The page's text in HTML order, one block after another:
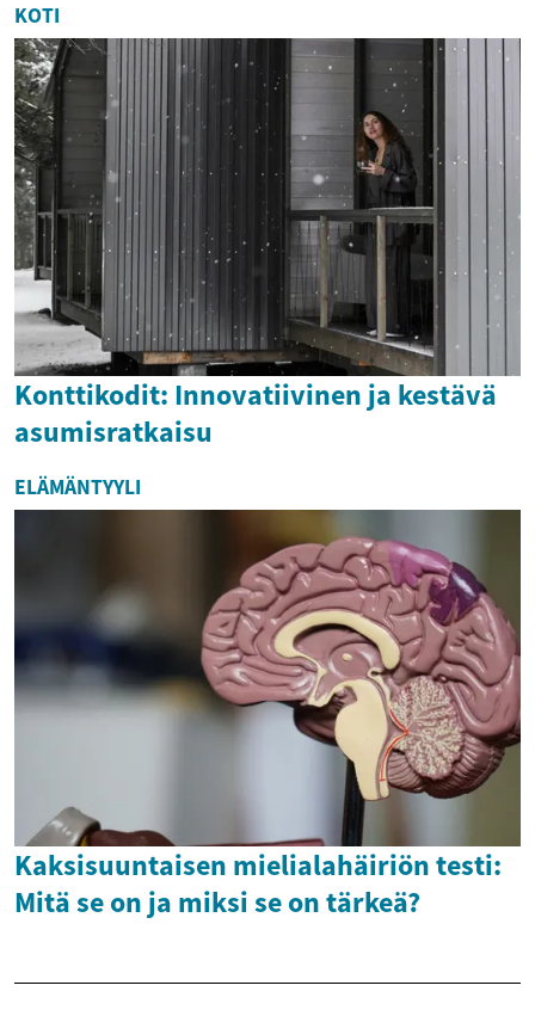
KOTI
Konttikodit: Innovatiivinen ja kestävä
asumisratkaisu
ELÄMÄNTYYLI
Kaksisuuntaisen mielialahäiriön testi:
Mitä se on ja miksi se on tärkeä?